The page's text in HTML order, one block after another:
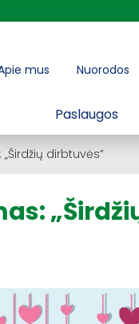
mus Nuorodos
Paslaugos
dirbtuvės”